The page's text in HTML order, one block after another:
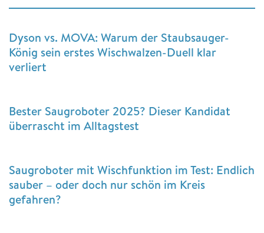
Dyson vs. MOVA: Warum der Staubsauger-
König sein erstes Wischwalzen-Duell klar
verliert
Bester Saugroboter 2025? Dieser Kandidat
überrascht im Alltagstest
Saugroboter mit Wischfunktion im Test: Endlich
sauber – oder doch nur schön im Kreis
gefahren?